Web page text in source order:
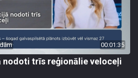
00:01:35
nodoti trīs reģionālie veloceļi